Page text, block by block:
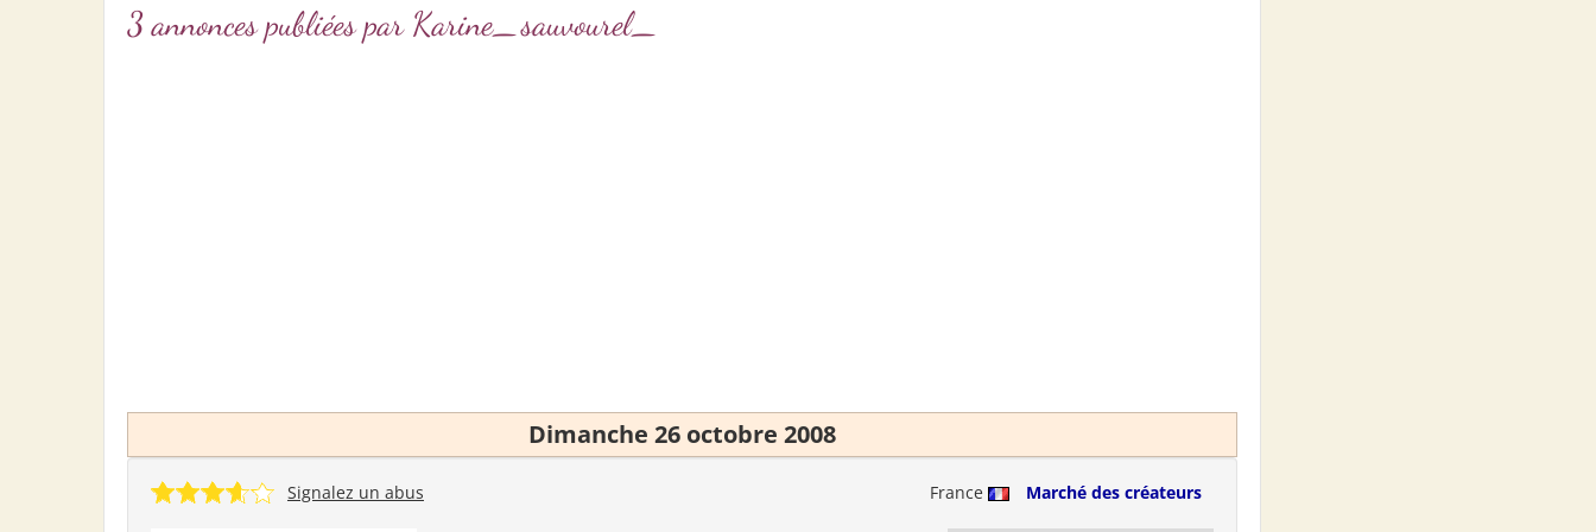
3 annonces publiées par Karine_sauvourel_
Dimanche 26 octobre 2008
France Marché des créateurs
Signalez un abus